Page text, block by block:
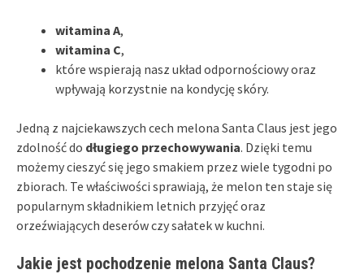
witamina A,
witamina C,
które wspierają nasz układ odpornościowy oraz
wpływają korzystnie na kondycję skóry.
Jedną z najciekawszych cech melona Santa Claus jest jego
zdolność do długiego przechowywania. Dzięki temu
możemy cieszyć się jego smakiem przez wiele tygodni po
zbiorach. Te właściwości sprawiają, że melon ten staje się
popularnym składnikiem letnich przyjęć oraz
orzeźwiających deserów czy sałatek w kuchni.
Jakie jest pochodzenie melona Santa Claus?